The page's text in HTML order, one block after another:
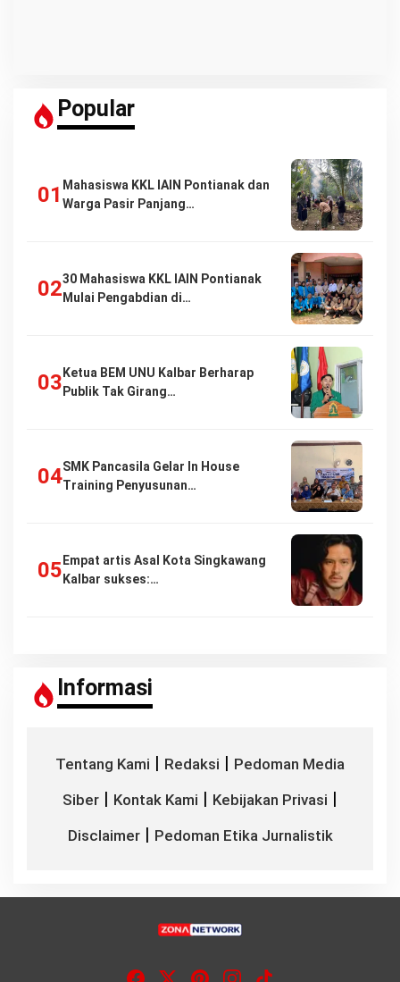
Popular
Mahasiswa KKL IAIN Pontianak dan
Warga Pasir Panjang…
30 Mahasiswa KKL IAIN Pontianak
Mulai Pengabdian di…
Ketua BEM UNU Kalbar Berharap
Publik Tak Girang…
SMK Pancasila Gelar In House
Training Penyusunan…
Empat artis Asal Kota Singkawang
Kalbar sukses:…
Informasi
Tentang Kami | Redaksi | Pedoman Media
Siber | Kontak Kami | Kebijakan Privasi |
Disclaimer| Pedoman Etika Jurnalistik